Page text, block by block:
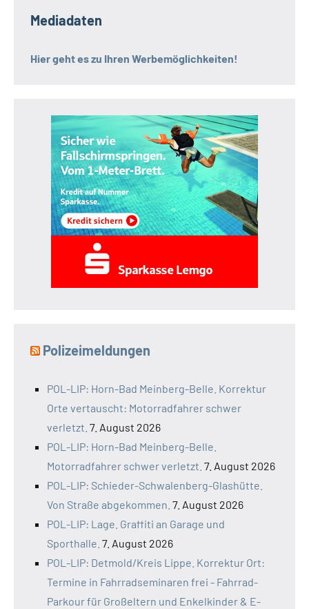
Mediadaten
Hier geht es zu Ihren Werbemöglichkeiten!
Polizeimeldungen
POL-LIP: Horn-Bad Meinberg-Belle. Korrektur
Orte vertauscht: Motorradfahrer schwer
verletzt. 7. August 2026
POL-LIP: Horn-Bad Meinberg-Belle.
Motorradfahrer schwer verletzt. 7. August 2026
POL-LIP: Schieder-Schwalenberg-Glashütte.
Von Straße abgekommen. 7. August 2026
POL-LIP: Lage. Graffiti an Garage und
Sporthalle. 7. August 2026
POL-LIP: Detmold/Kreis Lippe. Korrektur Ort:
Termine in Fahrradseminaren frei - Fahrrad-
Parkour für Großeltern und Enkelkinder & E-